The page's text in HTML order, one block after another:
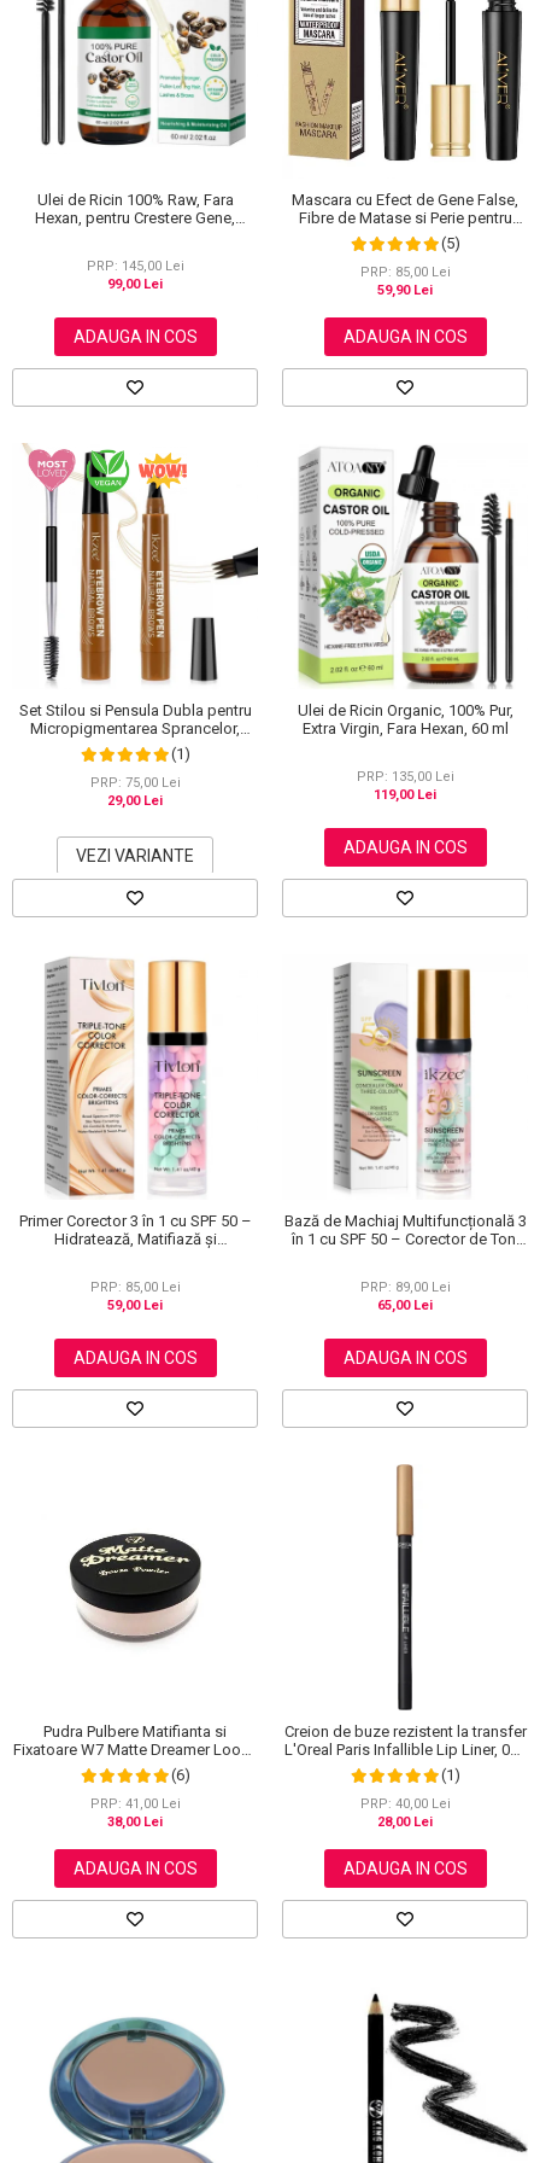
Scrub / Balsam de buze
Netestate pe Animale
Ulei de Ricin 100% Raw, Fara
Hexan, pentru Crestere Gene,
PRP: 145,00 Lei
99,00 Lei
ADAUGA IN COS
Mascara cu Efect de Gene False,
Fibre de Matase si Perie pentru
Curbare, Aliver 4D Extra Volume,
Waterproof, Negru,10 g
(5)
PRP: 85,00 Lei
59,90 Lei
ADAUGA IN COS
Set Stilou si Pensula Dubla pentru
Micropigmentarea Sprancelor,
Efect Natural de Microblading,
Aspect de Sprancene Pline
(1)
PRP: 75,00 Lei
29,00 Lei
VEZI VARIANTE
Ulei de Ricin Organic, 100% Pur,
Extra Virgin, Fara Hexan, 60 ml
PRP: 135,00 Lei
119,00 Lei
ADAUGA IN COS
Primer Corector 3 în 1 cu SPF 50 –
Hidratează, Matifiază și
PRP: 85,00 Lei
59,00 Lei
ADAUGA IN COS
Bază de Machiaj Multifuncțională 3
în 1 cu SPF 50 – Corector de Ton,
PRP: 89,00 Lei
65,00 Lei
ADAUGA IN COS
Pudra Pulbere Matifianta si
Fixatoare W7 Matte Dreamer Loose
Powder - Classy Cameo, 20g
(6)
PRP: 41,00 Lei
38,00 Lei
ADAUGA IN COS
Creion de buze rezistent la transfer
L'Oreal Paris Infallible Lip Liner, 001
Highlight On Point
(1)
PRP: 40,00 Lei
28,00 Lei
ADAUGA IN COS